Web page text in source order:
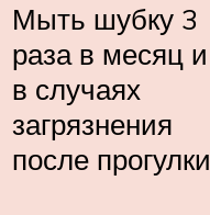
Мыть шубку 3
раза в месяц и
в случаях
загрязнения
после прогулки